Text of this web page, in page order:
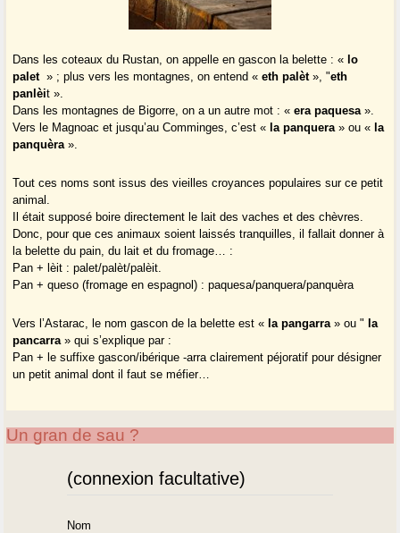
Dans les coteaux du Rustan, on appelle en gascon la belette : « lo
palet » ; plus vers les montagnes, on entend «eth palèt», "eth
panlèit ».
Dans les montagnes de Bigorre, on a un autre mot : «era paquesa».
Vers le Magnoac et jusqu’au Comminges, c’est « la panquera» ou « la
panquèra».
Tout ces noms sont issus des vieilles croyances populaires sur ce petit
animal.
Il était supposé boire directement le lait des vaches et des chèvres.
Donc, pour que ces animaux soient laissés tranquilles, il fallait donner à
la belette du pain, du lait et du fromage… :
Pan + lèit : palet/palèt/palèit.
Pan + queso (fromage en espagnol) : paquesa/panquera/panquèra
Vers l’Astarac, le nom gascon de la belette est « la pangarra» ou " la
pancarra» qui s’explique par :
Pan + le suffixe gascon/ibérique -arra clairement péjoratif pour désigner
un petit animal dont il faut se méfier…
Un gran de sau ?
(connexion facultative)
Nom